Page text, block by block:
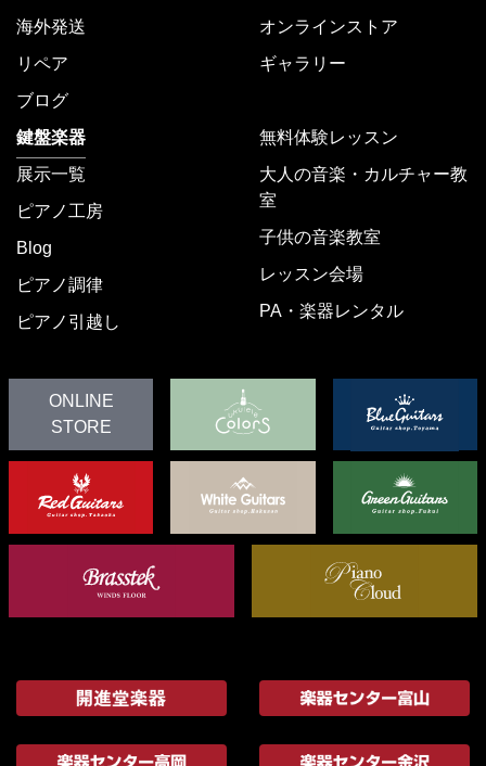
海外発送
リペア
ブログ
オンラインストア
ギャラリー
鍵盤楽器
展示一覧
ピアノ工房
Blog
ピアノ調律
ピアノ引越し
無料体験レッスン
大人の音楽・カルチャー教
室
子供の音楽教室
レッスン会場
PA・楽器レンタル
ONLINE
STORE